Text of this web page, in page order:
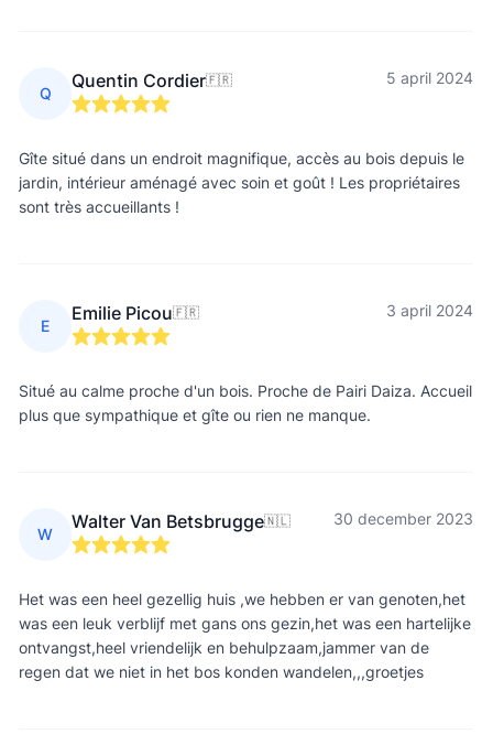
Q
Quentin Cordier🇫🇷 5 april 2024
Gîte situé dans un endroit magnifique, accès au bois depuis le
jardin, intérieur aménagé avec soin et goût ! Les propriétaires
sont très accueillants !
E
Emilie Picou🇫🇷 3 april 2024
Situé au calme proche d'un bois. Proche de Pairi Daiza. Accueil
plus que sympathique et gîte ou rien ne manque.
W
Walter Van Betsbrugge🇳🇱 30 december 2023
Het was een heel gezellig huis ,we hebben er van genoten,het
was een leuk verblijf met gans ons gezin,het was een hartelijke
ontvangst,heel vriendelijk en behulpzaam,jammer van de
regen dat we niet in het bos konden wandelen,,,groetjes